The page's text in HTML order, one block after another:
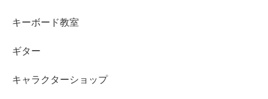
キーボード教室
ギター
キャラクターショップ